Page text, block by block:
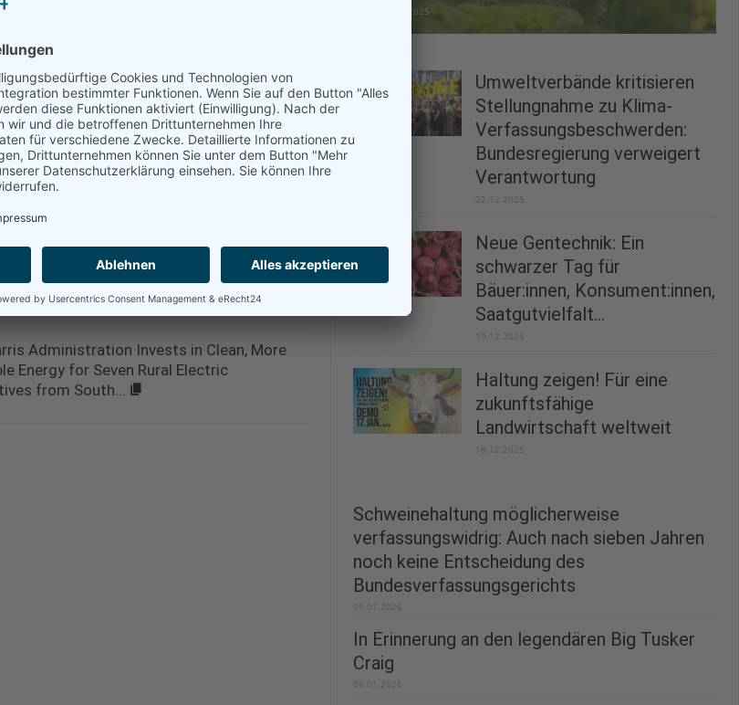
of big polluters miss February
for 2035 climate targets
report confirms record-high
greenhouse gases in
Canada launches three
projects with support from Microsoft
Administration Invests in Clean, More
Energy for Seven Rural Electric
from South...
28.12.2025
Umweltverbände kritisieren
Stellungnahme zu Klima-
Verfassungsbeschwerden:
Bundesregierung verweigert
Verantwortung
22.12.2025
Neue Gentechnik: Ein
schwarzer Tag für
Bäuer:innen, Konsument:innen,
Saatgutvielfalt...
19.12.2025
Haltung zeigen! Für eine
zukunftsfähige
Landwirtschaft weltweit
18.12.2025
Schweinehaltung möglicherweise
verfassungswidrig: Auch nach sieben Jahren
noch keine Entscheidung des
Bundesverfassungsgerichts
09.01.2026
In Erinnerung an den legendären Big Tusker
Craig
09.01.2026